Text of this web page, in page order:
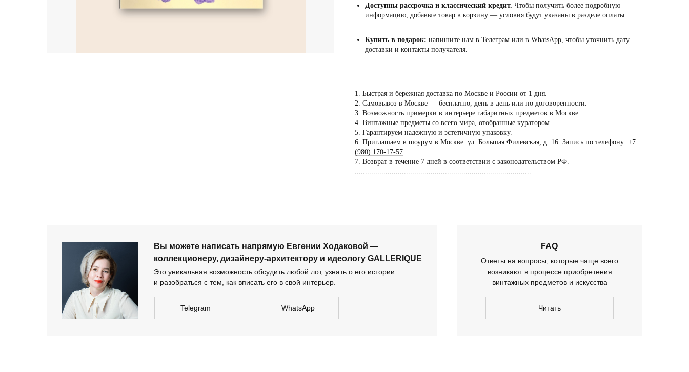
Доступны рассрочка и классический кредит. Чтобы получить более подробную
информацию, добавьте товар в корзину — условия будут указаны в разделе оплаты.
Купить в подарок: напишите нам в Телеграм или в WhatsApp, чтобы уточнить дату
доставки и контакты получателя.
......................................................................................
1. Быстрая и бережная доставка по Москве и России от 1 дня.
2. Самовывоз в Москве — бесплатно, день в день или по договоренности.
3. Возможность примерки в интерьере габаритных предметов в Москве.
4. Винтажные предметы со всего мира, отобранные куратором.
5. Гарантируем надежную и эстетичную упаковку.
6. Приглашаем в шоурум в Москве: ул. Большая Филевская, д. 16. Запись по телефону: +7
(980) 170-17-57
7. Возврат в течение 7 дней в соответствии с законодательством РФ.
......................................................................................
Telegram WhatsApp
Это уникальная возможность обсудить любой лот, узнать о его истории
и разобраться с тем, как вписать его в свой интерьер.
FAQ
Ответы на вопросы, которые чаще всего
возникают в процессе приобретения
винтажных предметов и искусства
Вы можете написать напрямую Евгении Ходаковой —
коллекционеру, дизайнеру-архитектору и идеологу GALLERIQUE
Посещение шоурума
по предварительной
договоренности
Читать